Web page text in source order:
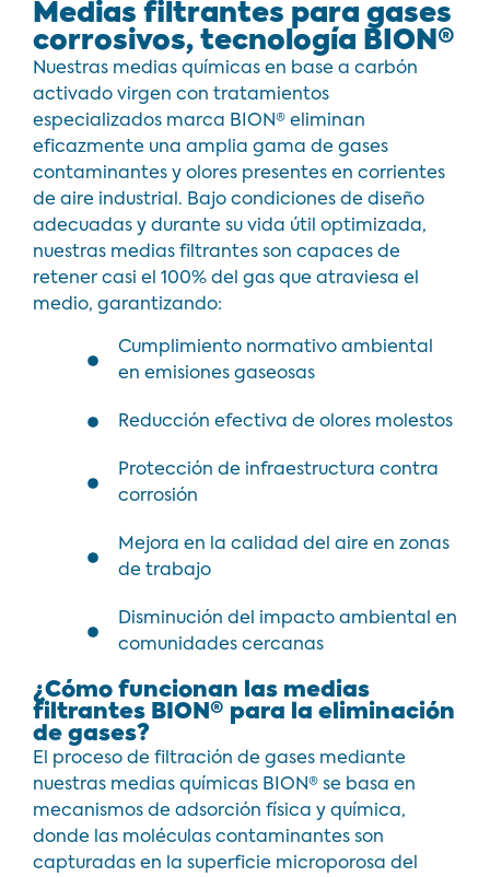
Medias filtrantes para gases
corrosivos, tecnología BION®
Nuestras medias químicas en base a carbón
activado virgen con tratamientos
especializados marca BION® eliminan
eficazmente una amplia gama de gases
contaminantes y olores presentes en corrientes
de aire industrial. Bajo condiciones de diseño
adecuadas y durante su vida útil optimizada,
nuestras medias filtrantes son capaces de
retener casi el 100% del gas que atraviesa el
medio, garantizando:
Cumplimiento normativo ambiental
en emisiones gaseosas
Reducción efectiva de olores molestos
Protección de infraestructura contra
corrosión
Mejora en la calidad del aire en zonas
de trabajo
Disminución del impacto ambiental en
comunidades cercanas
¿Cómo funcionan las medias
filtrantes BION® para la eliminación
de gases?
El proceso de filtración de gases mediante
nuestras medias químicas BION® se basa en
mecanismos de adsorción física y química,
donde las moléculas contaminantes son
capturadas en la superficie microporosa del